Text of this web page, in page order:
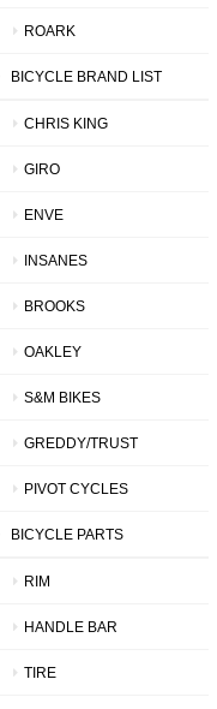
ROARK
BICYCLE BRAND LIST
CHRIS KING
GIRO
ENVE
INSANES
BROOKS
OAKLEY
S&M BIKES
GREDDY/TRUST
PIVOT CYCLES
BICYCLE PARTS
RIM
HANDLE BAR
TIRE